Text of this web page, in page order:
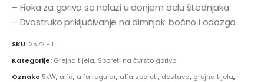
– Fioka za gorivo se nalazi u donjem delu štednjaka
– Dvostruko priključivanje na dimnjak: bočno i odozgo
SKU: 2572 - L
Kategorije: Grejna tijela,Šporeti na čvrsto gorivo
Oznake 5kW, alfa, alfa regular, alfa sporeti, dostava, grejna tijela,